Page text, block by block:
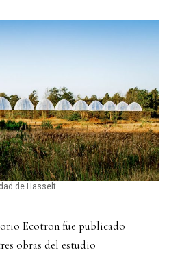
de Hasselt
Ecotron fue publicado
obras del estudio